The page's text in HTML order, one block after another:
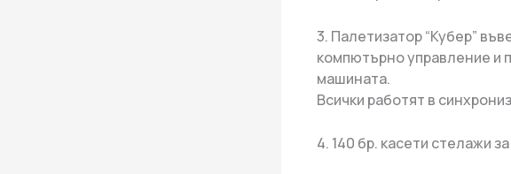
3. Палетизатор “Кубер”
компютърно управление и
машината.
Всички работят в
4. 140 бр. касети стелажи